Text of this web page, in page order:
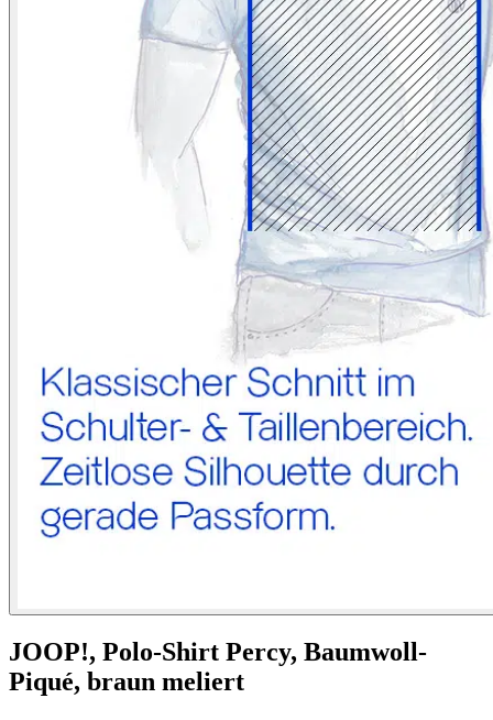
JOOP!, Polo-Shirt Percy, Baumwoll-
Piqué, braun meliert